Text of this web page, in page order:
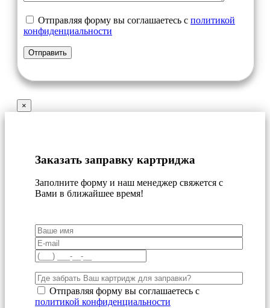
Отправляя форму вы соглашаетесь с политикой
конфиденциальности
×
Заказать заправку картриджа
Заполните форму и наш менеджер свяжется с
Вами в ближайшее время!
Отправляя форму вы соглашаетесь с
политикой конфиденциальности